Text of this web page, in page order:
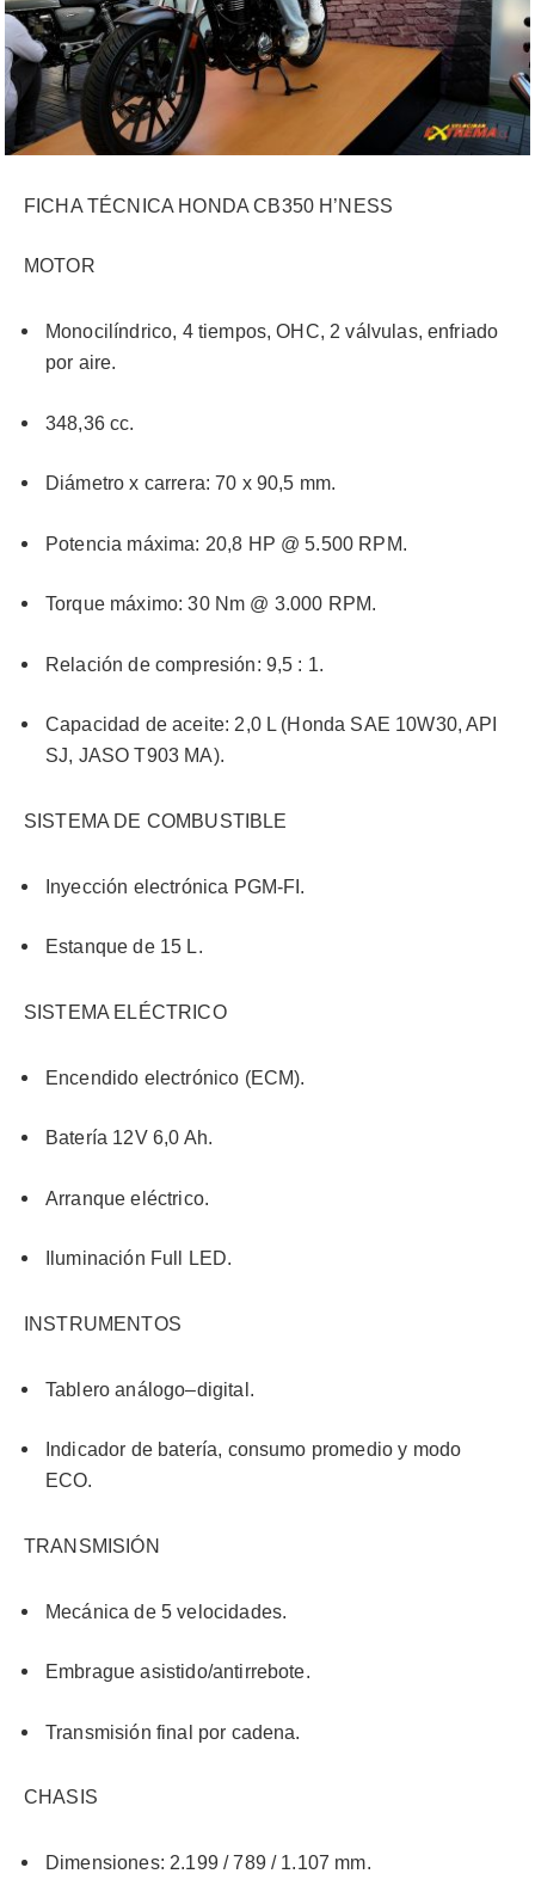
FICHA TÉCNICA HONDA CB350 H’NESS
MOTOR
Monocilíndrico, 4 tiempos, OHC, 2 válvulas, enfriado
por aire.
348,36 cc.
Diámetro x carrera: 70 x 90,5 mm.
Potencia máxima: 20,8 HP @ 5.500 RPM.
Torque máximo: 30 Nm @ 3.000 RPM.
Relación de compresión: 9,5 : 1.
Capacidad de aceite: 2,0 L (Honda SAE 10W30, API
SJ, JASO T903 MA).
SISTEMA DE COMBUSTIBLE
Inyección electrónica PGM-FI.
Estanque de 15 L.
SISTEMA ELÉCTRICO
Encendido electrónico (ECM).
Batería 12V 6,0 Ah.
Arranque eléctrico.
Iluminación Full LED.
INSTRUMENTOS
Tablero análogo–digital.
Indicador de batería, consumo promedio y modo
ECO.
TRANSMISIÓN
Mecánica de 5 velocidades.
Embrague asistido/antirrebote.
Transmisión final por cadena.
CHASIS
Dimensiones: 2.199 / 789 / 1.107 mm.